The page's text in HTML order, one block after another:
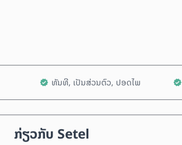
ທັນທີ, ເປັນສ່ວນຕົວ, ປອດໄພ
ກ່ຽວກັບ Setel